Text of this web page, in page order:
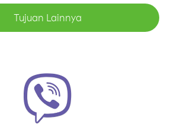
Tujuan Lainnya